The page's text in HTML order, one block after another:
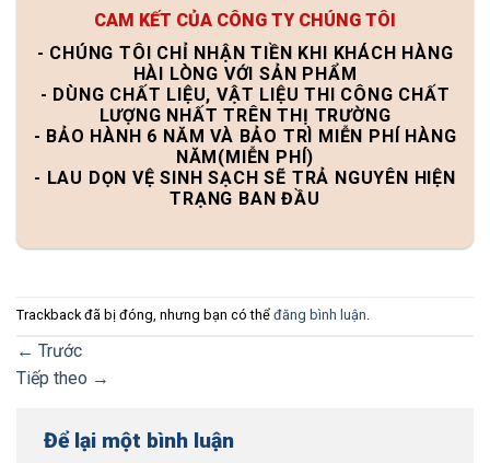
CAM KẾT CỦA CÔNG TY CHÚNG TÔI
- CHÚNG TÔI CHỈ NHẬN TIỀN KHI KHÁCH HÀNG
HÀI LÒNG VỚI SẢN PHẨM
- DÙNG CHẤT LIỆU, VẬT LIỆU THI CÔNG CHẤT
LƯỢNG NHẤT TRÊN THỊ TRƯỜNG
- BẢO HÀNH 6 NĂM VÀ BẢO TRÌ MIỄN PHÍ HÀNG
NĂM(MIỄN PHÍ)
- LAU DỌN VỆ SINH SẠCH SẼ TRẢ NGUYÊN HIỆN
TRẠNG BAN ĐẦU
Trackback đã bị đóng, nhưng bạn có thể đăng bình luận
← Trước
Tiếp theo →
Để lại một bình luận